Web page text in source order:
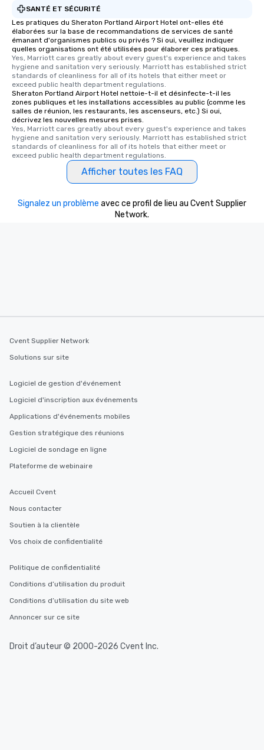
SANTÉ ET SÉCURITÉ
Les pratiques du Sheraton Portland Airport Hotel ont-elles été
élaborées sur la base de recommandations de services de santé
émanant d'organismes publics ou privés ? Si oui, veuillez indiquer
quelles organisations ont été utilisées pour élaborer ces pratiques.
Yes, Marriott cares greatly about every guest's experience and takes
hygiene and sanitation very seriously. Marriott has established strict
standards of cleanliness for all of its hotels that either meet or
exceed public health department regulations.
Sheraton Portland Airport Hotel nettoie-t-il et désinfecte-t-il les
zones publiques et les installations accessibles au public (comme les
salles de réunion, les restaurants, les ascenseurs, etc.) Si oui,
décrivez les nouvelles mesures prises.
Yes, Marriott cares greatly about every guest's experience and takes
hygiene and sanitation very seriously. Marriott has established strict
standards of cleanliness for all of its hotels that either meet or
exceed public health department regulations.
Afficher toutes les FAQ
Signalez un problème avec ce profil de lieu au Cvent Supplier
Network.
Cvent Supplier Network
Solutions sur site
Logiciel de gestion d'événement
Logiciel d'inscription aux événements
Applications d'événements mobiles
Gestion stratégique des réunions
Logiciel de sondage en ligne
Plateforme de webinaire
Accueil Cvent
Nous contacter
Soutien à la clientèle
Vos choix de confidentialité
Politique de confidentialité
Conditions d’utilisation du produit
Conditions d’utilisation du site web
Annoncer sur ce site
Droit d’auteur © 2000-2026 Cvent Inc.